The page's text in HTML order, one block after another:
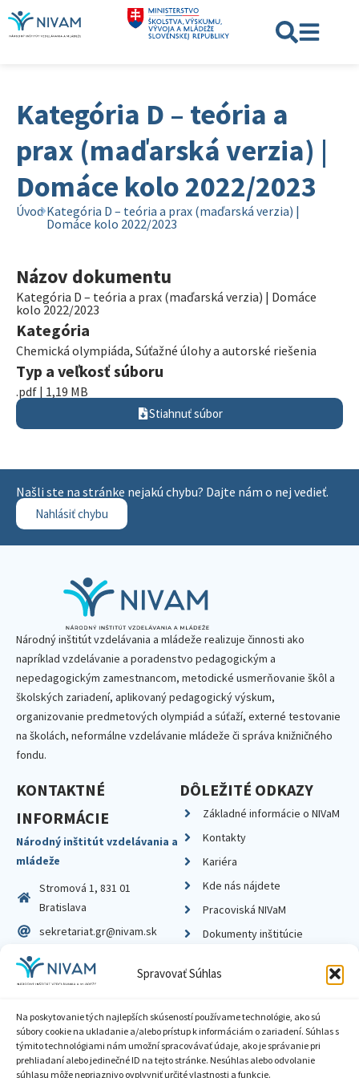
Spravovať Súhlas
Na poskytovanie tých najlepších skúseností používame technológie, ako sú
súbory cookie na ukladanie a/alebo prístup k informáciám o zariadení. Súhlas s
týmito technológiami nám umožní spracovávať údaje, ako je správanie pri
prehliadaní alebo jedinečné ID na tejto stránke. Nesúhlas alebo odvolanie
súhlasu môže nepriaznivo ovplyvniť určité vlastnosti a funkcie.
Kategória D – teória a
prax (maďarská verzia) |
Domáce kolo 2022/2023
Úvod Kategória D – teória a prax (maďarská verzia) |
Domáce kolo 2022/2023
Názov dokumentu
Kategória D – teória a prax (maďarská verzia) | Domáce
kolo 2022/2023
Kategória
Chemická olympiáda, Súťažné úlohy a autorské riešenia
Typ a veľkosť súboru
.pdf | 1,19 MB
Stiahnuť súbor
Našli ste na stránke nejakú chybu? Dajte nám o nej vedieť.
Nahlásiť chybu
Národný inštitút vzdelávania a mládeže realizuje činnosti ako
napríklad vzdelávanie a poradenstvo pedagogickým a
nepedagogickým zamestnancom, metodické usmerňovanie škôl a
školských zariadení, aplikovaný pedagogický výskum,
organizovanie predmetových olympiád a súťaží, externé testovanie
na školách, neformálne vzdelávanie mládeže či správa knižničného
fondu.
KONTAKTNÉ
INFORMÁCIE
Národný inštitút vzdelávania a
mládeže
Stromová 1, 831 01
Bratislava
sekretariat.gr@nivam.sk
IČO: 00164348
DIČ: 2020798714
DÔLEŽITÉ ODKAZY
Základné informácie o NIVaM
Kontakty
Kariéra
Kde nás nájdete
Pracoviská NIVaM
Dokumenty inštitúcie
Zásady ochrany súkromia